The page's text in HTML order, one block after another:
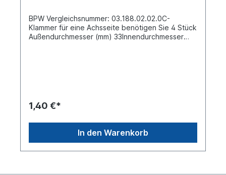
BPW Vergleichsnummer: 03.188.02.02.0C-
Klammer für eine Achsseite benötigen Sie 4 Stück
Außendurchmesser (mm) 33Innendurchmesser
1,40 €*
In den Warenkorb